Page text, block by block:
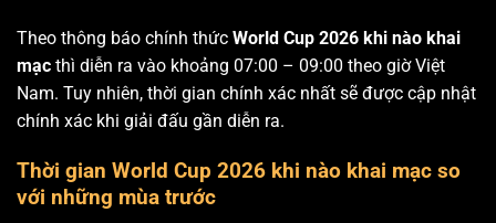
Theo thông báo chính thức World Cup 2026 khi nào khai
mạc thì diễn ra vào khoảng 07:00 – 09:00 theo giờ Việt
Nam. Tuy nhiên, thời gian chính xác nhất sẽ được cập nhật
chính xác khi giải đấu gần diễn ra.
Thời gian World Cup 2026 khi nào khai mạc so
với những mùa trước